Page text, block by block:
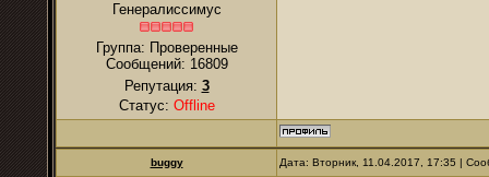
Генералиссимус
Группа: Проверенные
Сообщений: 16809
Репутация: 3
Статус: Offline
buggy Дата: Вторник, 11.04.2017, 17:35 |